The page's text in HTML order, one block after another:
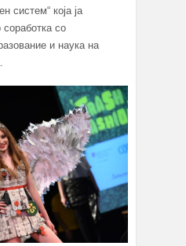
систем“ која ја
со
и наука на